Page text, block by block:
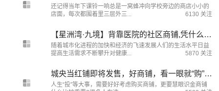
还记得当年下课铃一响总是一窝蜂冲向学校旁边的商店小小的
店面，每次都围着里三层外三...
6130 关注
【星洲湾·九境】背靠医院的社区商铺,凭什么散发光芒?
随着城市化进程的加快和经济的飞速发展人们的生活水平日益
提高生活需求不断攀升对健康...
5870 关注
城央当红铺即将发售，好商铺，看一眼就“购”了!
人生“投”等大事，需要好好考虑购买商铺，更要慧眼识金商铺